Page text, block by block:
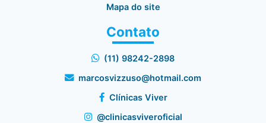
Mapa do site
Contato
(11) 98242-2898
marcosvizzuso@hotmail.com
Clínicas Viver
@clinicasviveroficial